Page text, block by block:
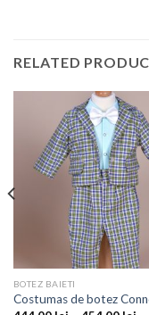
RELATED
BOTEZ BAIETI
Costumas de botez